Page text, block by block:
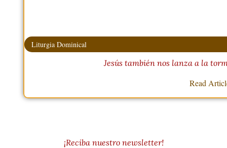
Liturgia Dominical
Jesús también nos lanza a la
Read
¡Reciba nuestro newsletter!